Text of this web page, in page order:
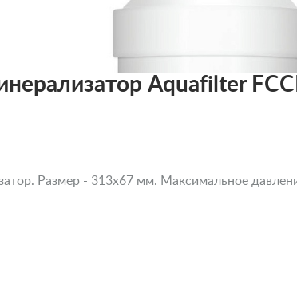
Aquafilter
Размер - 313х67 мм. Максимальное